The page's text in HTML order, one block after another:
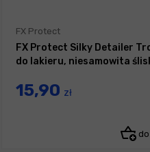
FX Protect
FX Protect Silky Detailer
do lakieru, niesamowita
15,90 zł